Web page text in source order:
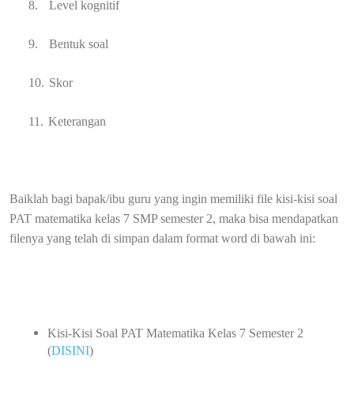
8. Level kognitif
9. Bentuk soal
10. Skor
11. Keterangan
Baiklah bagi bapak/ibu guru yang ingin memiliki file kisi-kisi soal
PAT matematika kelas 7 SMP semester 2, maka bisa mendapatkan
filenya yang telah di simpan dalam format word di bawah ini:
Kisi-Kisi Soal PAT Matematika Kelas 7 Semester 2
(DISINI)